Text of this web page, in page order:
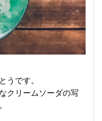
うです。
クリームソーダの写